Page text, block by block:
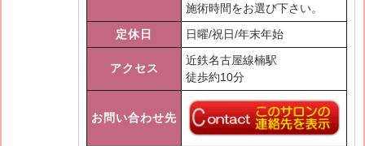
施術時間をお選び下さい。
定休日
日曜/祝日/年末年始
アクセス
近鉄名古屋線楠駅
徒歩約10分
お問い合わせ先